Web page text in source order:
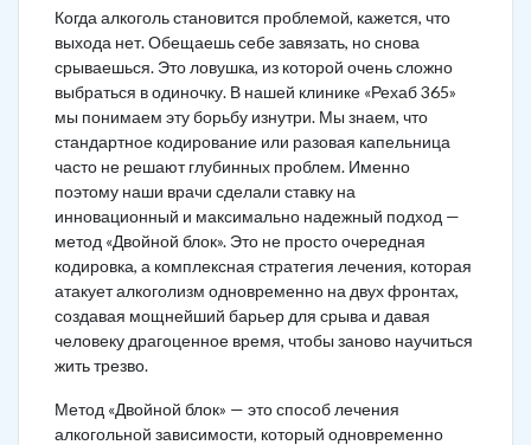
Когда алкоголь становится проблемой, кажется, что
выхода нет. Обещаешь себе завязать, но снова
срываешься. Это ловушка, из которой очень сложно
выбраться в одиночку. В нашей клинике «Рехаб 365»
мы понимаем эту борьбу изнутри. Мы знаем, что
стандартное кодирование или разовая капельница
часто не решают глубинных проблем. Именно
поэтому наши врачи сделали ставку на
инновационный и максимально надежный подход —
метод «Двойной блок». Это не просто очередная
кодировка, а комплексная стратегия лечения, которая
атакует алкоголизм одновременно на двух фронтах,
создавая мощнейший барьер для срыва и давая
человеку драгоценное время, чтобы заново научиться
жить трезво.
Метод «Двойной блок» — это способ лечения
алкогольной зависимости, который одновременно